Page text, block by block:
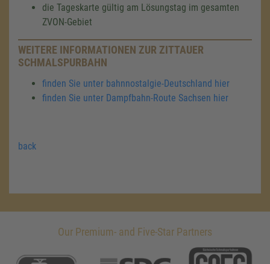
die Tageskarte gültig am Lösungstag im gesamten
ZVON-Gebiet
WEITERE INFORMATIONEN ZUR ZITTAUER
SCHMALSPURBAHN
finden Sie unter bahnnostalgie-Deutschland hier
finden Sie unter Dampfbahn-Route Sachsen hier
back
Our Premium- and Five-Star Partners